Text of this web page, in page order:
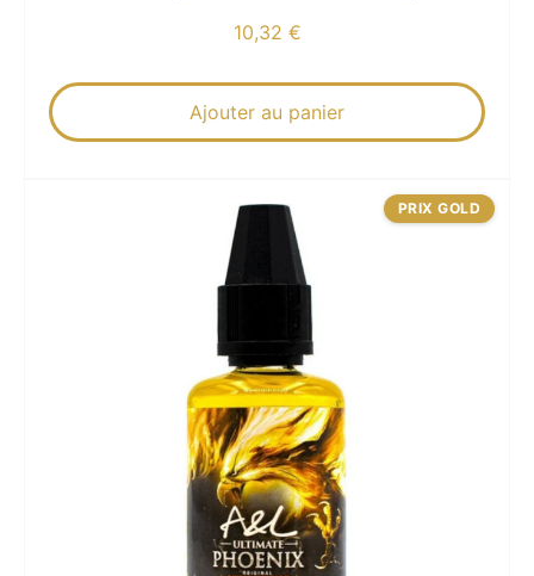
10,32 €
Ajouter au panier
PRIX GOLD